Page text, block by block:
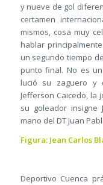
y nueve de gol
certamen
mismos, cosa muy
hablar
un segundo tiempo
punto final. No es
lució su zaguero y
Jefferson Caicedo, la
su goleador insigne
mano del DT Juan
Figura: Jean Carlos
Deportivo Cuenca